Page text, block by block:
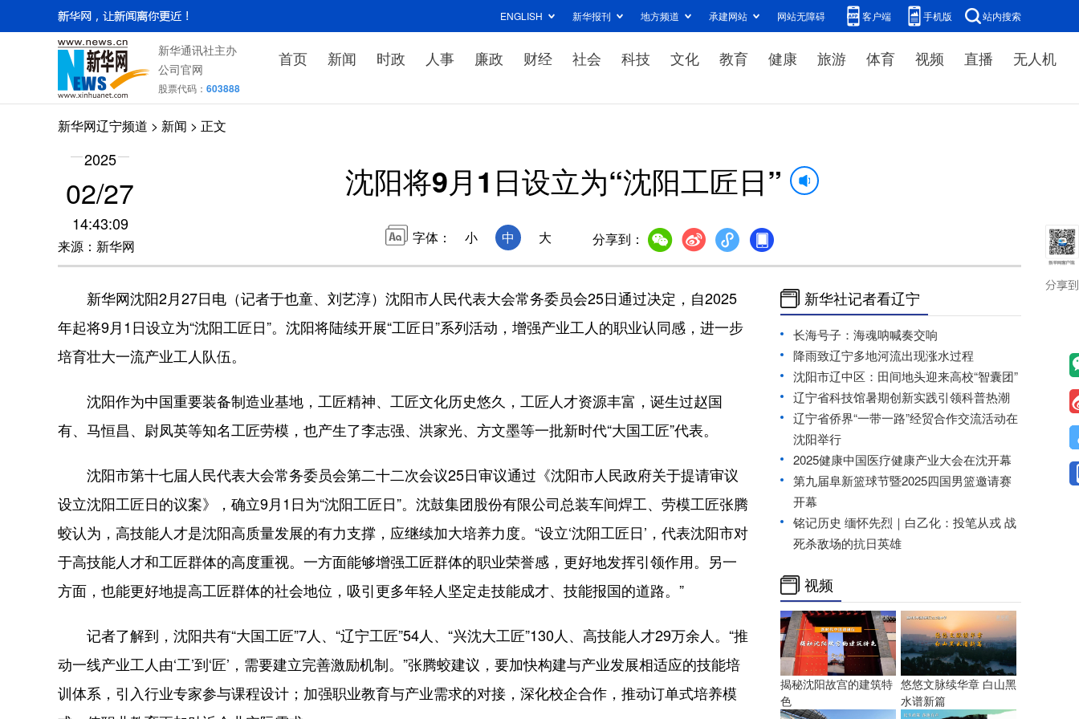
ENGLISH 新华报刊 地方频道 承建网站 网站无障碍 客户端 手机版 站内搜索
新华通讯社主办
公司官网
股票代码： 603888
首页 新闻 时政 人事 廉政 财经 社会 科技 文化 教育 健康 旅游 体育 视频 直播 无人机
新华网辽宁频道 > 新闻 > 正文
2025
02/27
14:43:09
来源：新华网
沈阳将9月1日设立为“沈阳工匠日”
字体： 小 中 大 分享到：
新华网沈阳2月27日电（记者于也童、刘艺淳）沈阳市人民代表大会常务委员会25日通过决定，自2025
年起将9月1日设立为“沈阳工匠日”。沈阳将陆续开展“工匠日”系列活动，增强产业工人的职业认同感，进一步
培育壮大一流产业工人队伍。
沈阳作为中国重要装备制造业基地，工匠精神、工匠文化历史悠久，工匠人才资源丰富，诞生过赵国
有、马恒昌、尉凤英等知名工匠劳模，也产生了李志强、洪家光、方文墨等一批新时代“大国工匠”代表。
沈阳市第十七届人民代表大会常务委员会第二十二次会议25日审议通过《沈阳市人民政府关于提请审议
设立沈阳工匠日的议案》，确立9月1日为“沈阳工匠日”。沈鼓集团股份有限公司总装车间焊工、劳模工匠张腾
蛟认为，高技能人才是沈阳高质量发展的有力支撑，应继续加大培养力度。“设立‘沈阳工匠日’，代表沈阳市对
于高技能人才和工匠群体的高度重视。一方面能够增强工匠群体的职业荣誉感，更好地发挥引领作用。另一
方面，也能更好地提高工匠群体的社会地位，吸引更多年轻人坚定走技能成才、技能报国的道路。”
记者了解到，沈阳共有“大国工匠”7人、“辽宁工匠”54人、“兴沈大工匠”130人、高技能人才29万余人。“推
动一线产业工人由‘工’到‘匠’，需要建立完善激励机制。”张腾蛟建议，要加快构建与产业发展相适应的技能培
训体系，引入行业专家参与课程设计；加强职业教育与产业需求的对接，深化校企合作，推动订单式培养模
新华社记者看辽宁
长海号子：海魂呐喊奏交响
降雨致辽宁多地河流出现涨水过程
沈阳市辽中区：田间地头迎来高校“智囊团”
辽宁省科技馆暑期创新实践引领科普热潮
辽宁省侨界“一带一路”经贸合作交流活动在
沈阳举行
2025健康中国医疗健康产业大会在沈开幕
第九届阜新篮球节暨2025四国男篮邀请赛
开幕
铭记历史 缅怀先烈｜白乙化：投笔从戎 战
死杀敌场的抗日英雄
视频
揭秘沈阳故宫的建筑特
色
悠悠文脉续华章 白山黑
水谱新篇